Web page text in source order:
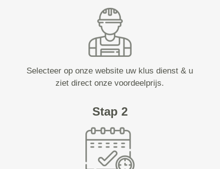
Selecteer op onze website uw klus dienst & u
ziet direct onze voordeelprijs.
Stap 2